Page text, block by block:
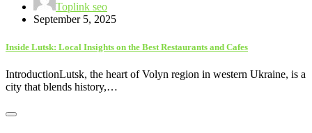
Toplink seo
September 5, 2025
Inside Lutsk: Local Insights on the Best Restaurants and Cafes
IntroductionLutsk, the heart of Volyn region in western Ukraine, is a
city that blends history,…